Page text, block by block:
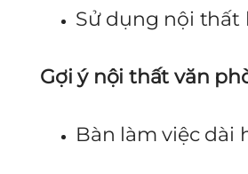
Sử dụng nội thất
Gợi ý nội thất văn
Bàn làm việc dài